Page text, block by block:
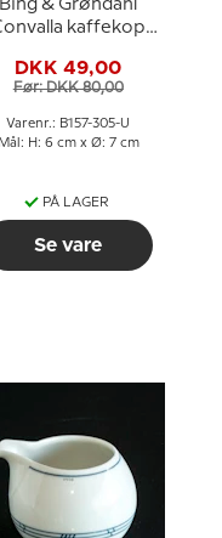
Bing & Grøndahl
kaffekop
305
DKK 49,00
Før: DKK 80,00
Varenr.: B157-305-U
Mål: H: 6 cm x Ø: 7 cm
PÅ LAGER
Se vare